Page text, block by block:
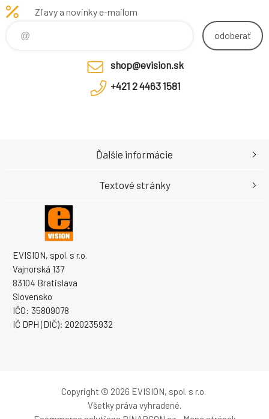
Zľavy a novinky e-mailom
odoberať
shop@evision.sk
+421 2 4463 1581
EVISION, spol. s r.o.
Vajnorská 137
83104 Bratislava
Slovensko
IČO: 35809078
IČ DPH (DIČ): 2020235932
Ďalšie informácie
Textové stránky
Copyright © 2026 EVISION, spol. s r.o.
Všetky práva vyhradené.